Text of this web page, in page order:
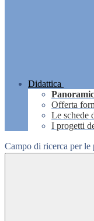
Didattica
Offerta
Le schede
I progetti
Campo di ricerca per le